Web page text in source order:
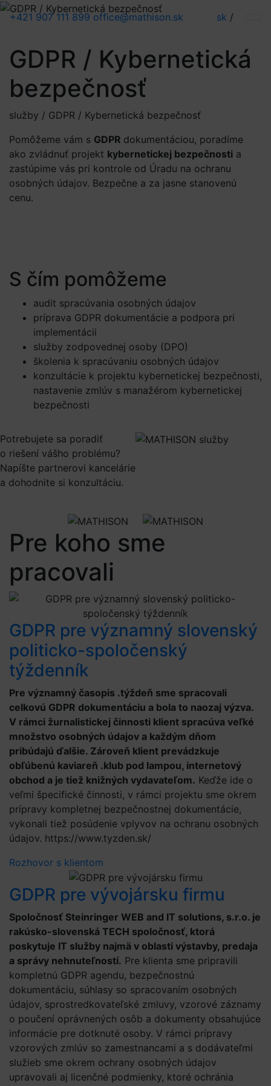
+421 907 111 899 office@mathison.sk sk /
GDPR / Kybernetická
bezpečnosť
služby / GDPR / Kybernetická bezpečnosť
Pomôžeme vám s GDPR dokumentáciou, poradíme
ako zvládnuť projekt kybernetickej bezpečnosti a
zastúpime vás pri kontrole od Úradu na ochranu
osobných údajov. Bezpečne a za jasne stanovenú
cenu.
S čím pomôžeme
audit spracúvania osobných údajov
príprava GDPR dokumentácie a podpora pri
implementácii
služby zodpovednej osoby (DPO)
školenia k spracúvaniu osobných údajov
konzultácie k projektu kybernetickej bezpečnosti,
nastavenie zmlúv s manažérom kybernetickej
bezpečnosti
Potrebujete sa poradiť
o riešení vášho problému?
Napíšte partnerovi kancelárie
a dohodnite si konzultáciu.
Pre koho sme
pracovali
GDPR pre významný slovenský
politicko-spoločenský
týždenník
Pre významný časopis .týždeň sme spracovali
celkovú GDPR dokumentáciu a bola to naozaj výzva.
V rámci žurnalistickej činnosti klient spracúva veľké
množstvo osobných údajov a každým dňom
pribúdajú ďalšie. Zároveň klient prevádzkuje
obľúbenú kaviareň .klub pod lampou, internetový
obchod a je tiež knižných vydavateľom. Keďže ide o
veľmi špecifické činnosti, v rámci projektu sme okrem
prípravy kompletnej bezpečnostnej dokumentácie,
vykonali tiež posúdenie vplyvov na ochranu osobných
údajov. https://www.tyzden.sk/
Rozhovor s klientom
GDPR pre vývojársku firmu
Spoločnosť Steinringer WEB and IT solutions, s.r.o. je
rakúsko-slovenská TECH spoločnosť, ktorá
poskytuje IT služby najmä v oblasti výstavby, predaja
a správy nehnuteľností. Pre klienta sme pripravili
kompletnú GDPR agendu, bezpečnostnú
dokumentáciu, súhlasy so spracovaním osobných
údajov, sprostredkovateľské zmluvy, vzorové záznamy
o poučení oprávnených osôb a dokumenty obsahujúce
informácie pre dotknuté osoby. V rámci prípravy
vzorových zmlúv so zamestnancami a s dodávateľmi
služieb sme okrem ochrany osobných údajov
upravovali aj licenčné podmienky, ktoré ochránia